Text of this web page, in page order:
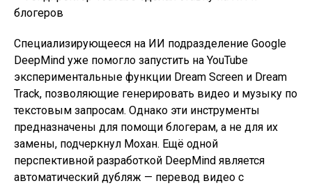
Специализирующееся на ИИ подразделение Google
DeepMind уже помогло запустить на YouTube
экспериментальные функции Dream Screen и Dream
Track, позволяющие генерировать видео и музыку по
текстовым запросам. Однако эти инструменты
предназначены для помощи блогерам, а не для их
замены, подчеркнул Мохан. Ещё одной
перспективной разработкой DeepMind является
автоматический дубляж — перевод видео с